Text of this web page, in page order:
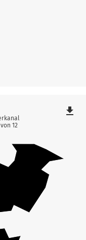
12
file_download